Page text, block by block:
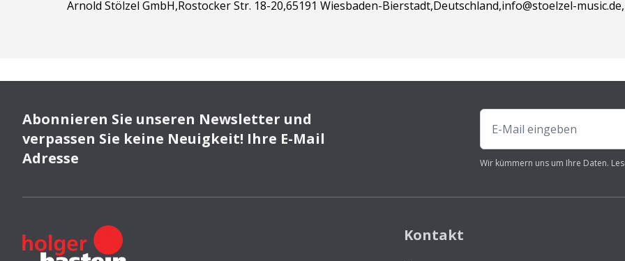
Arnold Stölzel GmbH,Rostocker Str. 18-20,65191 Wiesbaden-Bierstadt,Deutschland,info@stoelzel-music.de,
Abonnieren Sie unseren Newsletter und
verpassen Sie keine Neuigkeit! Ihre E-Mail
Adresse
Wir kümmern uns um Ihre Daten.
Kontakt